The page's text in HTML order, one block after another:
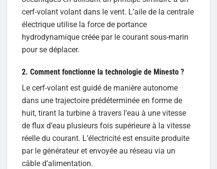
cerf-volant volant dans le vent. L’aile de la centrale
électrique utilise la force de portance
hydrodynamique créée par le courant sous-marin
pour se déplacer.
2. Comment fonctionne la technologie de Minesto ?
Le cerf-volant est guidé de manière autonome
dans une trajectoire prédéterminée en forme de
huit, tirant la turbine à travers l’eau à une vitesse
de flux d’eau plusieurs fois supérieure à la vitesse
réelle du courant. L’électricité est ensuite produite
par le générateur et envoyée au réseau via un
câble d’alimentation.